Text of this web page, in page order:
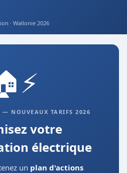
· Wallonie 2026
— NOUVEAUX TARIFS 2026
votre
électrique
un plan d'actions